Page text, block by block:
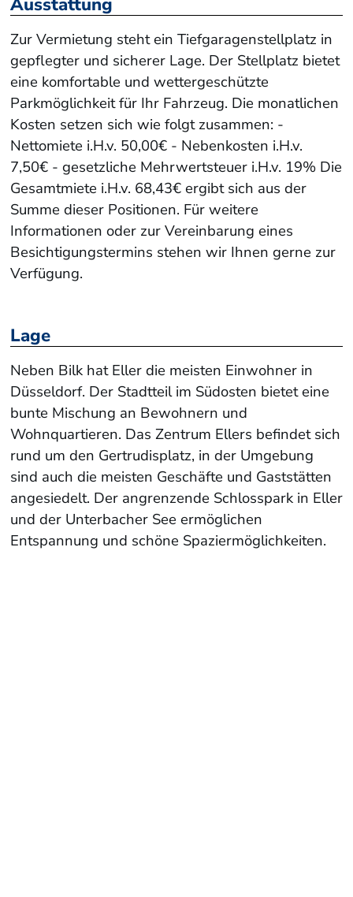
Ausstattung
Zur Vermietung steht ein Tiefgaragenstellplatz in
gepflegter und sicherer Lage. Der Stellplatz bietet
eine komfortable und wettergeschützte
Parkmöglichkeit für Ihr Fahrzeug. Die monatlichen
Kosten setzen sich wie folgt zusammen: -
Nettomiete i.H.v. 50,00€ - Nebenkosten i.H.v.
7,50€ - gesetzliche Mehrwertsteuer i.H.v. 19% Die
Gesamtmiete i.H.v. 68,43€ ergibt sich aus der
Summe dieser Positionen. Für weitere
Informationen oder zur Vereinbarung eines
Besichtigungstermins stehen wir Ihnen gerne zur
Verfügung.
Lage
Neben Bilk hat Eller die meisten Einwohner in
Düsseldorf. Der Stadtteil im Südosten bietet eine
bunte Mischung an Bewohnern und
Wohnquartieren. Das Zentrum Ellers befindet sich
rund um den Gertrudisplatz, in der Umgebung
sind auch die meisten Geschäfte und Gaststätten
angesiedelt. Der angrenzende Schlosspark in Eller
und der Unterbacher See ermöglichen
Entspannung und schöne Spaziermöglichkeiten.